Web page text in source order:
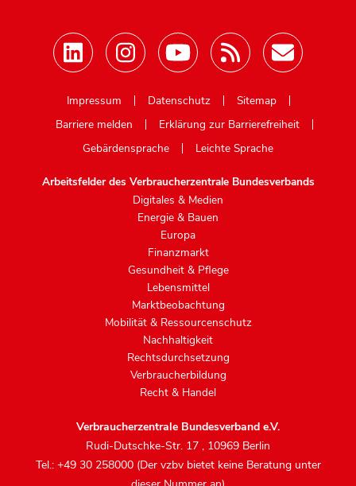
Impressum
Datenschutz
Sitemap
Barriere melden
Erklärung zur Barrierefreiheit
Gebärdensprache
Leichte Sprache
Arbeitsfelder des Verbraucherzentrale Bundesverbands
Digitales & Medien
Energie & Bauen
Europa
Finanzmarkt
Gesundheit & Pflege
Lebensmittel
Marktbeobachtung
Mobilität & Ressourcenschutz
Nachhaltigkeit
Rechtsdurchsetzung
Verbraucherbildung
Recht & Handel
Verbraucherzentrale Bundesverband e.V.
Rudi-Dutschke-Str. 17 , 10969 Berlin
Tel.: +49 30 258000 (Der vzbv bietet keine Beratung unter